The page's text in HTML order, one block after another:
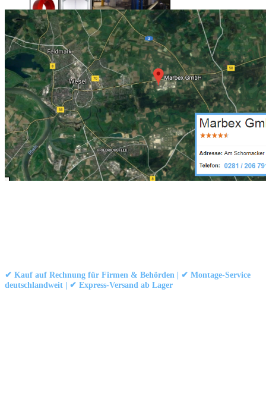
✔ Kauf auf Rechnung für Firmen & Behörden | ✔ Montage-Service
deutschlandweit | ✔ Express-Versand ab Lager